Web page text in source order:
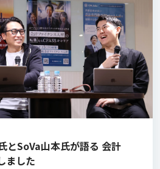
とSoVa山本氏が語る 会計
ました